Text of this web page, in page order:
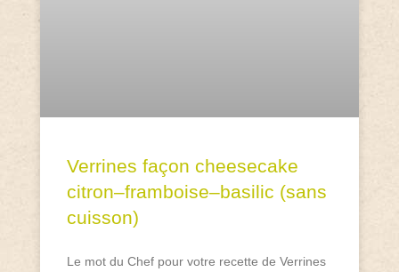
Verrines façon cheesecake
citron–framboise–basilic (sans
cuisson)
Le mot du Chef pour votre recette de Verrines